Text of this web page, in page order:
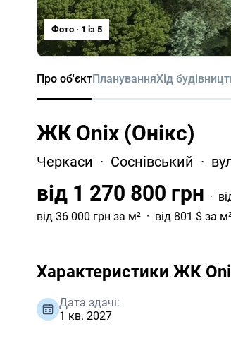
Фото · 1 iз 5
Про об'єктПлануванняХід
ЖК Onix (Онікс)
Черкаси Соснівський
від 1 270 800 грн
від 36 000 грн за м²
від 801 $ за
Характеристики ЖК
Дата здачі:
1 кв. 2027